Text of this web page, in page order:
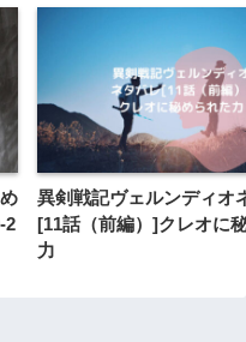
2
異剣戦記ヴェルンディオ
[11話（前編）]クレオに
力